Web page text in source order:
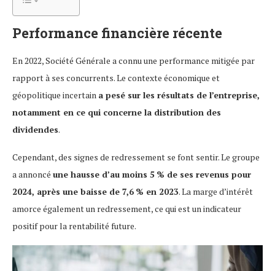
Performance financière récente
En 2022, Société Générale a connu une performance mitigée par
rapport à ses concurrents. Le contexte économique et
géopolitique incertain a pesé sur les résultats de l’entreprise,
notamment en ce qui concerne la distribution des
dividendes.
Cependant, des signes de redressement se font sentir. Le groupe
a annoncé une hausse d’au moins 5 % de ses revenus pour
2024, après une baisse de 7,6 % en 2023. La marge d’intérêt
amorce également un redressement, ce qui est un indicateur
positif pour la rentabilité future.